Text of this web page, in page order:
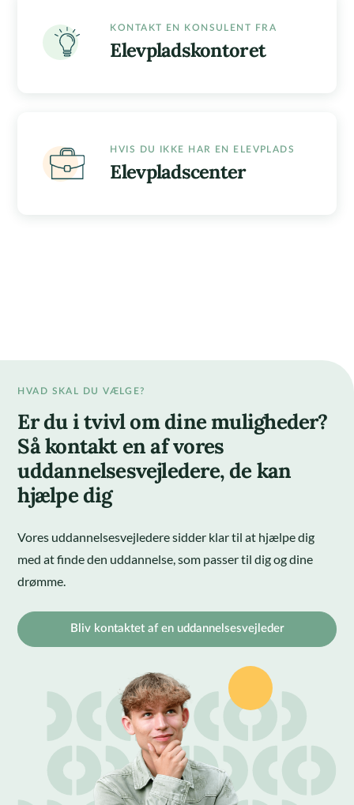
KONTAKT EN KONSULENT FRA
Elevpladskontoret
HVIS DU IKKE HAR EN ELEVPLADS
Elevpladscenter
HVAD SKAL DU VÆLGE?
Er du i tvivl om dine muligheder?
Så kontakt en af vores
uddannelsesvejledere, de kan
hjælpe dig
Vores uddannelsesvejledere sidder klar til at hjælpe dig
med at finde den uddannelse, som passer til dig og dine
drømme.
Bliv kontaktet af en uddannelsesvejleder